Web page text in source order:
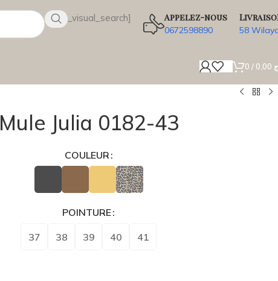
[wsbi_visual_search] Appelez-nous
0672598890 58
0 /
Mule Julia 0182-43
COULEUR
POINTURE
37 38 39 40 41